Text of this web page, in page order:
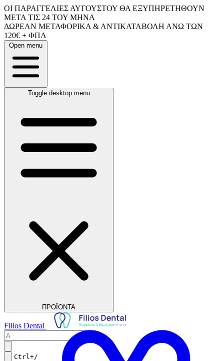
ΟΙ ΠΑΡΑΓΓΕΛΙΕΣ ΑΥΓΟΥΣΤΟΥ ΘΑ ΕΞΥΠΗΡΕΤΗΘΟΥΝ
ΜΕΤΑ ΤΙΣ 24 ΤΟΥ ΜΗΝΑ
ΔΩΡΕΑΝ ΜΕΤΑΦΟΡΙΚΑ & ΑΝΤΙΚΑΤΑΒΟΛΗ ΑΝΩ ΤΩΝ
120€ + ΦΠΑ
Open menu
Toggle desktop menu
ΠΡΟΪΟΝΤΑ
Filios Dental
Ctrl+/